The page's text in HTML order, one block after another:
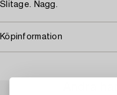
Slitage. Nagg.
Köpinformation